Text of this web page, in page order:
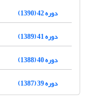
دوره 42 (1390)
دوره 41 (1389)
دوره 40 (1388)
دوره 39 (1387)